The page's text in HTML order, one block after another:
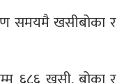
समयमै खसीबोका र